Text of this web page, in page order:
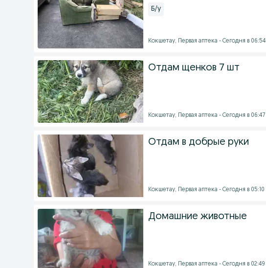
Б/у
Кокшетау, Первая аптека - Сегодня в 06:54
Отдам щенков 7 шт
Кокшетау, Первая аптека - Сегодня в 06:47
Отдам в добрые руки
Кокшетау, Первая аптека - Сегодня в 05:10
Домашние животные
Кокшетау, Первая аптека - Сегодня в 02:49